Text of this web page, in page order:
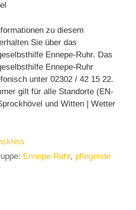
zu diesem
Sie über das
Ennepe-Ruhr. Das
Ennepe-Ruhr
unter 02302 / 42 15 22.
gilt für alle Standorte (EN-
und Witten | Wetter
Ennepe-Ruhr, pflegende